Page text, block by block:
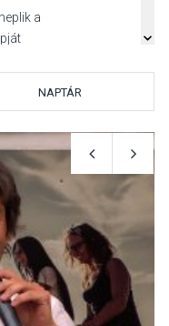
a
az
2026 AUG 08
NAPTÁR